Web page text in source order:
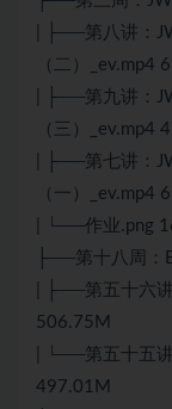
| ├──第八讲：
（二）_ev.mp4
| ├──第九讲：
（三）_ev.mp4
| ├──第七讲：
（一）_ev.mp4
| └──作业.png
├──第十八周：
| ├──第五十六
506.75M
| └──第五十五
497.01M